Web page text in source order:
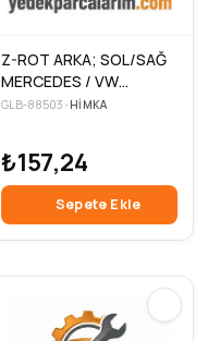
Z-ROT ARKA; SOL/SAĞ
MERCEDES / VW
SPRİNTER 901. 902. 903
GLB-88503 •HIMKA
₺157,24
Sepete Ekle